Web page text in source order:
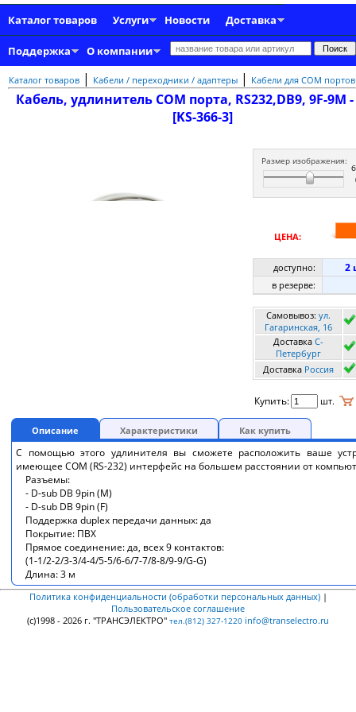
Каталог товаров Услуги Новости Доставка
Поддержка О компании
Каталог товаров | Кабели / переходники / адаптеры | Кабели для COM портов
Кабель, удлинитель COM порта, RS232,DB9, 9F-9M
[KS-366-3]
Размер изображения:
ЦЕНА:
доступно: 2
в резерве:
Самовывоз: ул.
Гагаринская, 16
Доставка C-
Петербург
Доставка Россия
Купить: шт.
Описание Характеристики Как купить
С помощью этого удлинителя вы сможете расположить ваше
имеющее COM (RS-232) интерфейс на большем расстоянии от
Разъемы:
- D-sub DB 9pin (M)
- D-sub DB 9pin (F)
Поддержка duplex передачи данных: да
Покрытие: ПВХ
Прямое соединение: да, всех 9 контактов:
(1-1/2-2/3-3/4-4/5-5/6-6/7-7/8-8/9-9/G-G)
Длина: 3 м
Политика конфиденциальности (обработки персональных данных) |
Пользовательское соглашение
(c)1998 - 2026 г. "ТРАНСЭЛЕКТРО" тел.(812) 327-1220 info@transelectro.ru